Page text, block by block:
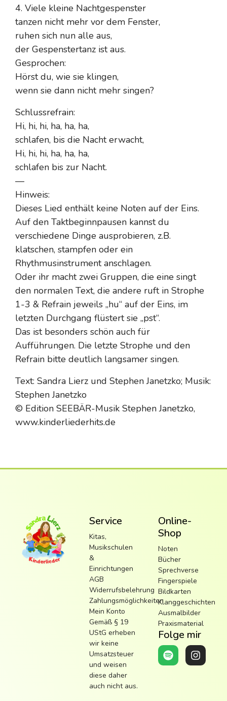
4. Viele kleine Nachtgespenster
tanzen nicht mehr vor dem Fenster,
ruhen sich nun alle aus,
der Gespenstertanz ist aus.
Gesprochen:
Hörst du, wie sie klingen,
wenn sie dann nicht mehr singen?
Schlussrefrain:
Hi, hi, hi, ha, ha, ha,
schlafen, bis die Nacht erwacht,
Hi, hi, hi, ha, ha, ha,
schlafen bis zur Nacht.
—
Hinweis:
Dieses Lied enthält keine Noten auf der Eins.
Auf den Taktbeginnpausen kannst du
verschiedene Dinge ausprobieren, z.B.
klatschen, stampfen oder ein
Rhythmusinstrument anschlagen.
Oder ihr macht zwei Gruppen, die eine singt
den normalen Text, die andere ruft in Strophe
1-3 & Refrain jeweils „hu“ auf der Eins, im
letzten Durchgang flüstert sie „pst“.
Das ist besonders schön auch für
Aufführungen. Die letzte Strophe und den
Refrain bitte deutlich langsamer singen.
Text: Sandra Lierz und Stephen Janetzko; Musik:
Stephen Janetzko
© Edition SEEBÄR-Musik Stephen Janetzko,
www.kinderliederhits.de
Service
Kitas,
Musikschulen
&
Einrichtungen
AGB
Widerrufsbelehrung
Zahlungsmöglichkeiten
Mein Konto
Gemäß § 19
UStG erheben
wir keine
Umsatzsteuer
und weisen
diese daher
auch nicht aus.
Online-
Shop
Noten
Bücher
Sprechverse
Fingerspiele
Bildkarten
Klanggeschichten
Ausmalbilder
Praxismaterial
Folge mir